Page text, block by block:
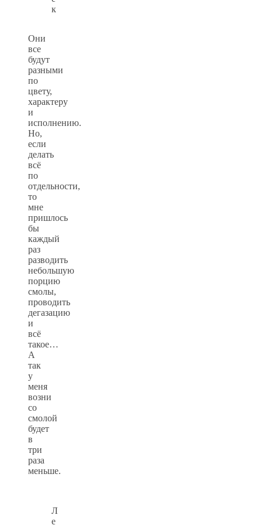
к
Они
все
будут
разными
по
цвету,
характеру
и
исполнению.
Но,
если
делать
всё
по
отдельности,
то
мне
пришлось
бы
каждый
раз
разводить
небольшую
порцию
смолы,
проводить
дегазацию
и
всё
такое…
А
так
у
меня
возни
со
смолой
будет
в
три
раза
меньше.
Л
е